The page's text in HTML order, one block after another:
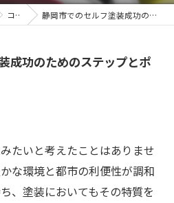
コラム 静岡市でのセルフ塗装成功のためのステップとポイント
成功のためのステップとポ
たいと考えたことはありませ
な環境と都市の利便性が調和
、塗装においてもその特質を